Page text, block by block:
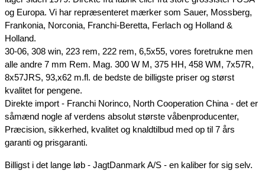
og Europa. Vi har repræsenteret mærker som Sauer, Mossberg,
Frankonia, Norconia, Franchi-Beretta, Ferlach og Holland &
Holland.
30-06, 308 win, 223 rem, 222 rem, 6,5x55, vores foretrukne men
alle andre 7 mm Rem. Mag. 300 W M, 375 HH, 458 WM, 7x57R,
8x57JRS, 93,x62 m.fl. de bedste de billigste priser og størst
kvalitet for pengene.
Direkte import - Franchi Norinco, North Cooperation China - det er
såmænd nogle af verdens absolut største våbenproducenter,
Præcision, sikkerhed, kvalitet og knaldtilbud med op til 7 års
garanti og prisgaranti.
Billigst i det lange løb - JagtDanmark A/S - en kaliber for sig selv.